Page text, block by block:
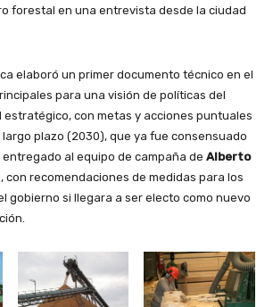
forestal en una entrevista desde la ciudad
elaboró un primer documento técnico en el
para una visión de políticas del
con metas y acciones puntuales
plazo (2030), que ya fue consensuado
al equipo de campaña de Alberto
con recomendaciones de medidas para los
gobierno si llegara a ser electo como nuevo